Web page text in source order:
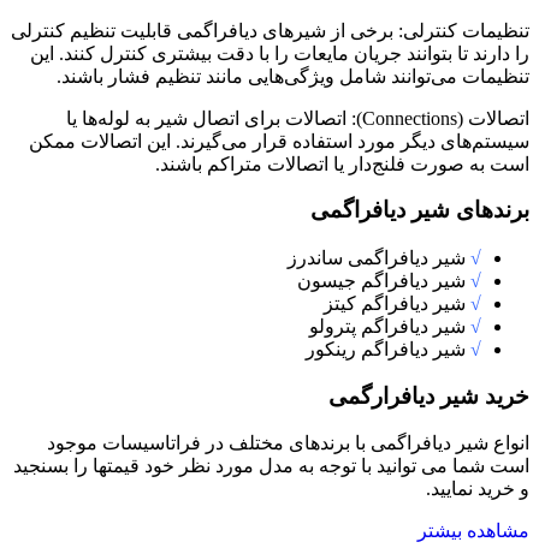
تنظیمات کنترلی: برخی از شیرهای دیافراگمی قابلیت تنظیم کنترلی
را دارند تا بتوانند جریان مایعات را با دقت بیشتری کنترل کنند. این
تنظیمات می‌توانند شامل ویژگی‌هایی مانند تنظیم فشار باشند.
اتصالات (Connections): اتصالات برای اتصال شیر به لوله‌ها یا
سیستم‌های دیگر مورد استفاده قرار می‌گیرند. این اتصالات ممکن
است به صورت فلنج‌دار یا اتصالات متراکم باشند.
برندهای شیر دیافراگمی
√ شیر دیافراگمی ساندرز
√ شیر دیافراگم جیسون
√ شیر دیافراگم کیتز
√ شیر دیافراگم پترولو
√ شیر دیافراگم رینکور
خرید شیر دیافرارگمی
انواع شیر دیافراگمی با برندهای مختلف در فراتاسیسات موجود
است شما می توانید با توجه به مدل مورد نظر خود قیمتها را بسنجید
و خرید نمایید.
مشاهده بیشتر